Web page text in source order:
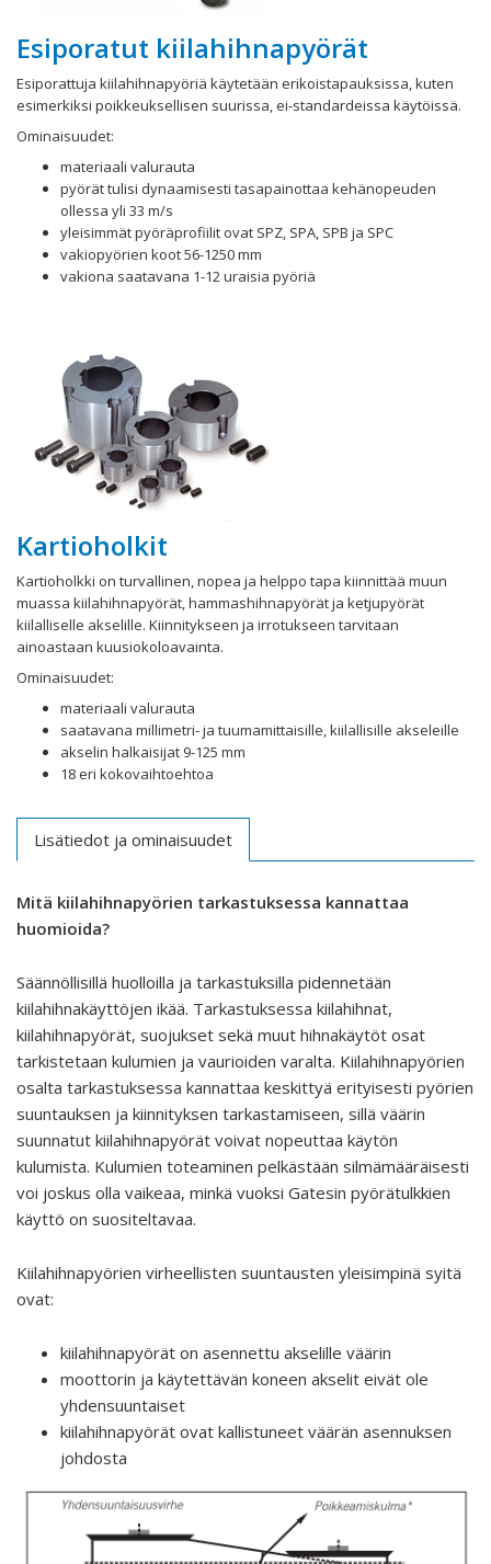
Esiporatut kiilahihnapyörät
Esiporattuja kiilahihnapyöriä käytetään erikoistapauksissa, kuten
esimerkiksi poikkeuksellisen suurissa, ei-standardeissa käytöissä.
Ominaisuudet:
materiaali valurauta
pyörät tulisi dynaamisesti tasapainottaa kehänopeuden
ollessa yli 33 m/s
yleisimmät pyöräprofiilit ovat SPZ, SPA, SPB ja SPC
vakiopyörien koot 56-1250 mm
vakiona saatavana 1-12 uraisia pyöriä
Kartioholkit
Kartioholkki on turvallinen, nopea ja helppo tapa kiinnittää muun
muassa kiilahihnapyörät, hammashihnapyörät ja ketjupyörät
kiilalliselle akselille. Kiinnitykseen ja irrotukseen tarvitaan
ainoastaan kuusiokoloavainta.
Ominaisuudet:
materiaali valurauta
saatavana millimetri- ja tuumamittaisille, kiilallisille akseleille
akselin halkaisijat 9-125 mm
18 eri kokovaihtoehtoa
Lisätiedot ja ominaisuudet
Mitä kiilahihnapyörien tarkastuksessa kannattaa
huomioida?
Säännöllisillä huolloilla ja tarkastuksilla pidennetään
kiilahihnakäyttöjen ikää. Tarkastuksessa kiilahihnat,
kiilahihnapyörät, suojukset sekä muut hihnakäytöt osat
tarkistetaan kulumien ja vaurioiden varalta. Kiilahihnapyörien
osalta tarkastuksessa kannattaa keskittyä erityisesti pyörien
suuntauksen ja kiinnityksen tarkastamiseen, sillä väärin
suunnatut kiilahihnapyörät voivat nopeuttaa käytön
kulumista. Kulumien toteaminen pelkästään silmämääräisesti
voi joskus olla vaikeaa, minkä vuoksi Gatesin pyörätulkkien
käyttö on suositeltavaa.
Kiilahihnapyörien virheellisten suuntausten yleisimpinä syitä
ovat:
kiilahihnapyörät on asennettu akselille väärin
moottorin ja käytettävän koneen akselit eivät ole
yhdensuuntaiset
kiilahihnapyörät ovat kallistuneet väärän asennuksen
johdosta